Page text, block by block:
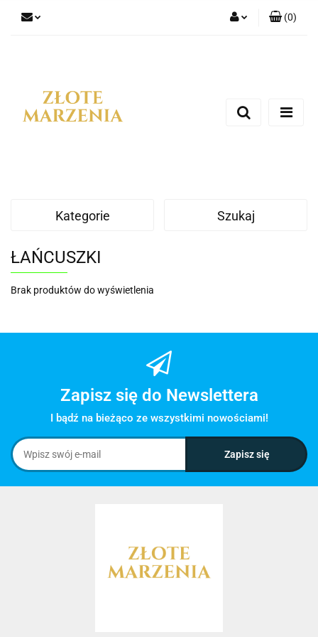
(0)
Kategorie Szukaj
ŁAŃCUSZKI
Brak produktów do wyświetlenia
Zapisz się do Newslettera
I bądź na bieżąco ze wszystkimi nowościami!